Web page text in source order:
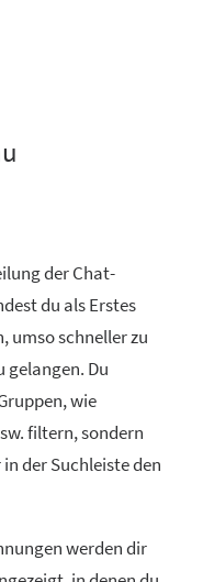
der Chat-
du als Erstes
umso schneller zu
gelangen. Du
wie
filtern, sondern
der Suchleiste den
werden dir